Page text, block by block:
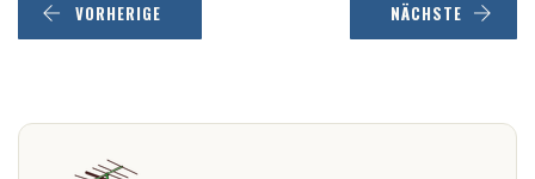
VORHERIGE NÄCHSTE